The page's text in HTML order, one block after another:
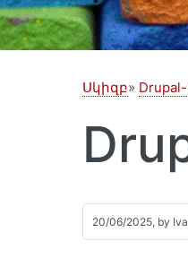
Սկիզբ
20/06/2025, by